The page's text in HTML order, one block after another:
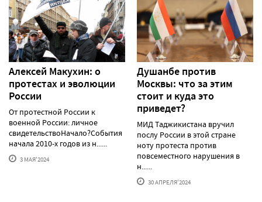
Алексей Макуxин: о
протестаx и эволюции
России
От протестной России к
военной России: личное
свидетельствоНачало?События
начала 2010-х годов из н......
3 МАЯ'2024
Душанбе против
Москвы: что за этим
стоит и куда это
приведет?
МИД Таджикистана вручил
послу России в этой стране
ноту протеста против
повсеместного нарушения в
н......
30 АПРЕЛЯ'2024